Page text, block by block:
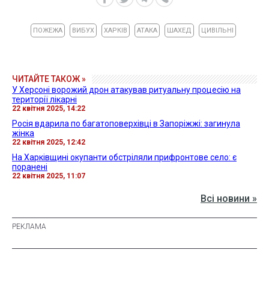
ПОЖЕЖА ВИБУХ ХАРКІВ АТАКА ШАХЕД ЦИВІЛЬНІ
ЧИТАЙТЕ ТАКОЖ »
У Херсоні ворожий дрон атакував ритуальну процесію на
території лікарні
22 квітня 2025, 14:22
Росія вдарила по багатоповерхівці в Запоріжжі: загинула
жінка
22 квітня 2025, 12:42
На Харківщині окупанти обстріляли прифронтове село: є
поранені
22 квітня 2025, 11:07
Всі новини »